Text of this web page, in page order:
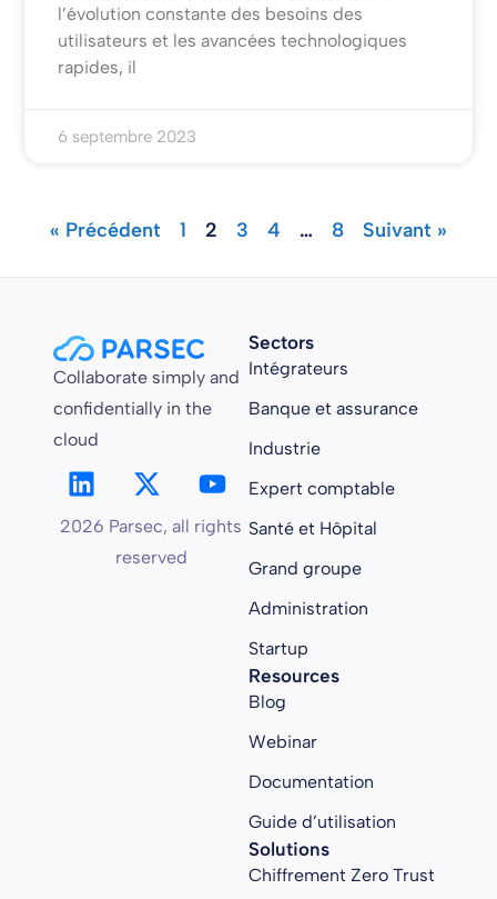
l’évolution constante des besoins des
utilisateurs et les avancées technologiques
rapides, il
6 septembre 2023
« Précédent 1 2 3 4 … 8 Suivant »
Collaborate simply and
confidentially in the
cloud
2026 Parsec, all rights
reserved
Sectors
Intégrateurs
Banque et assurance
Industrie
Expert comptable
Santé et Hôpital
Grand groupe
Administration
Startup
Resources
Blog
Webinar
Documentation
Guide d’utilisation
Solutions
Chiffrement Zero Trust